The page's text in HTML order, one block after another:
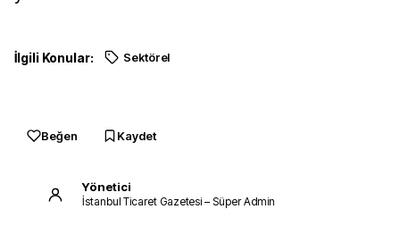
İlgili Konular: Sektörel
Beğen Kaydet
Yönetici
İstanbul Ticaret Gazetesi – Süper Admin